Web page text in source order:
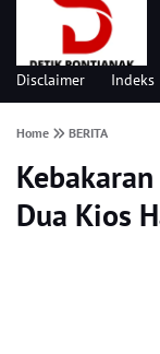
Disclaimer Indeks
Home BERITA
Dua Kios